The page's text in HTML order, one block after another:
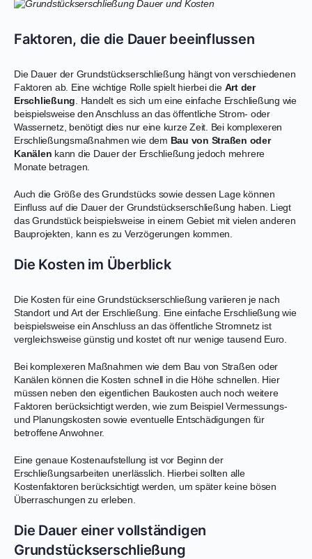
Faktoren, die die Dauer beeinflussen
Die Dauer der Grundstückserschließung hängt von verschiedenen
Faktoren ab. Eine wichtige Rolle spielt hierbei die Art der
Erschließung . Handelt es sich um eine einfache Erschließung wie
beispielsweise den Anschluss an das öffentliche Strom- oder
Wassernetz, benötigt dies nur eine kurze Zeit. Bei komplexeren
Erschließungsmaßnahmen wie dem Bau von Straßen oder
Kanälen kann die Dauer der Erschließung jedoch mehrere
Monate betragen.
Auch die Größe des Grundstücks sowie dessen Lage können
Einfluss auf die Dauer der Grundstückserschließung haben. Liegt
das Grundstück beispielsweise in einem Gebiet mit vielen anderen
Bauprojekten, kann es zu Verzögerungen kommen.
Die Kosten im Überblick
Die Kosten für eine Grundstückserschließung variieren je nach
Standort und Art der Erschließung. Eine einfache Erschließung wie
beispielsweise ein Anschluss an das öffentliche Stromnetz ist
vergleichsweise günstig und kostet oft nur wenige tausend Euro.
Bei komplexeren Maßnahmen wie dem Bau von Straßen oder
Kanälen können die Kosten schnell in die Höhe schnellen. Hier
müssen neben den eigentlichen Baukosten auch noch weitere
Faktoren berücksichtigt werden, wie zum Beispiel Vermessungs-
und Planungskosten sowie eventuelle Entschädigungen für
betroffene Anwohner.
Eine genaue Kostenaufstellung ist vor Beginn der
Erschließungsarbeiten unerlässlich. Hierbei sollten alle
Kostenfaktoren berücksichtigt werden, um später keine bösen
Überraschungen zu erleben.
Die Dauer einer vollständigen
Grundstückserschließung